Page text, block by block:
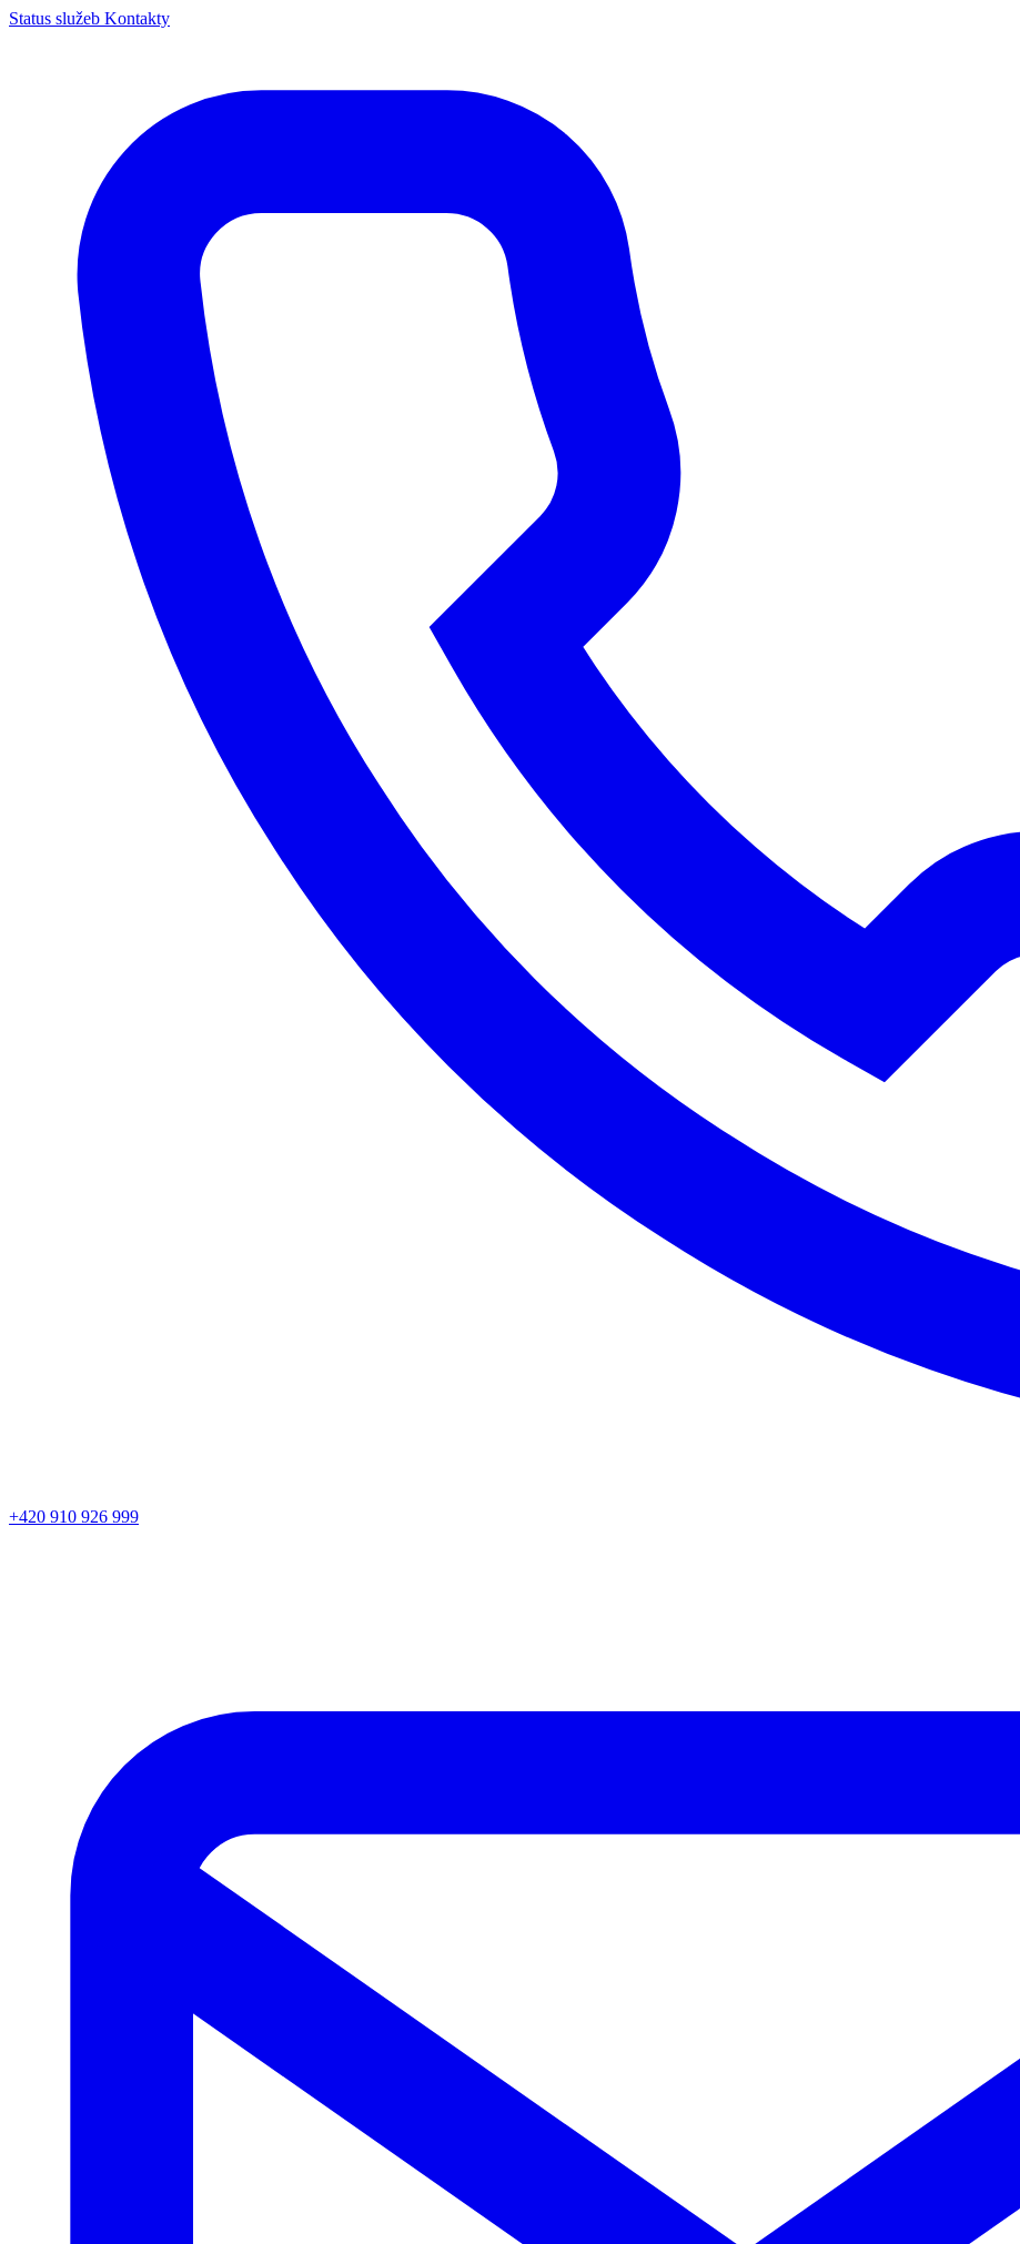
Status služeb Kontakty
+420 910 926 999